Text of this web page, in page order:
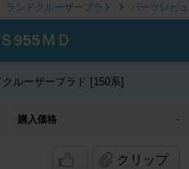
ランドクルーザープラド パーツレビ
955ＭＤ
クルーザープラド [150系]
購入価格 -
クリップ